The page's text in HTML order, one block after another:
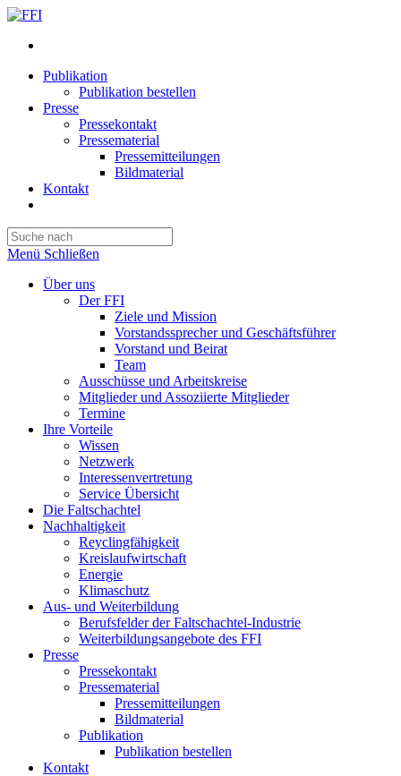
Publikation
Publikation bestellen
Presse
Pressekontakt
Pressematerial
Pressemitteilungen
Bildmaterial
Kontakt
umschalten
Escape
search
panel.
Menü Schließen
Über uns
Der FFI
Ziele und Mission
Vorstandssprecher und Geschäftsführer
Vorstand und Beirat
Team
Ausschüsse und Arbeitskreise
Mitglieder und Assoziierte Mitglieder
Termine
Ihre Vorteile
Wissen
Netzwerk
Interessenvertretung
Service Übersicht
Die Faltschachtel
Nachhaltigkeit
Reyclingfähigkeit
Kreislaufwirtschaft
Energie
Klimaschutz
Aus- und Weiterbildung
Berufsfelder der Faltschachtel-Industrie
Weiterbildungsangebote des FFI
Presse
Pressekontakt
Pressematerial
Pressemitteilungen
Bildmaterial
Publikation
Publikation bestellen
Kontakt